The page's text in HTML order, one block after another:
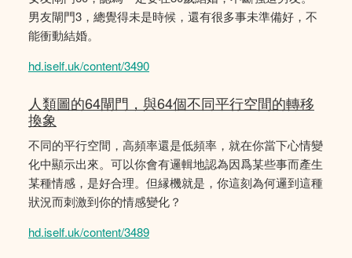
男友閘門3，總覺得未是時候，還有很多事未準備好，不
能衝動結婚。
hd.iself.uk/content/3490
人類圖的64閘門，與64個不同平行空間的轉移
換象
不同的平行空間，高頻率還是低頻率，就在你當下心情變
化中顯示出來。可以你會有邏輯地認為因爲某些事而產生
某種情感，是好合理。但縁機就是，你這刻為何邏到這種
狀況而刺激到你的情感變化？
hd.iself.uk/content/3489